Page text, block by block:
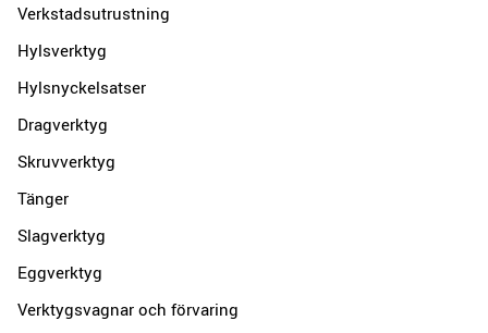
Verkstadsutrustning
Hylsverktyg
Hylsnyckelsatser
Dragverktyg
Skruvverktyg
Tänger
Slagverktyg
Eggverktyg
Verktygsvagnar och förvaring